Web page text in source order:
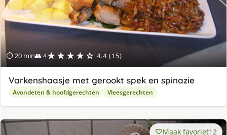
⏱ 20 min👥 4★★★★☆ 4.4 (15)
Varkenshaasje met gerookt spek en spinazie
Avondeten & hoofdgerechten Vleesgerechten
Maak favoriet12